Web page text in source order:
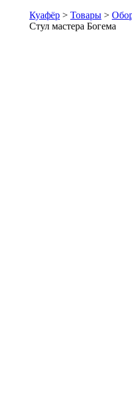
Куафёр > Товары >
Стул мастера Богема